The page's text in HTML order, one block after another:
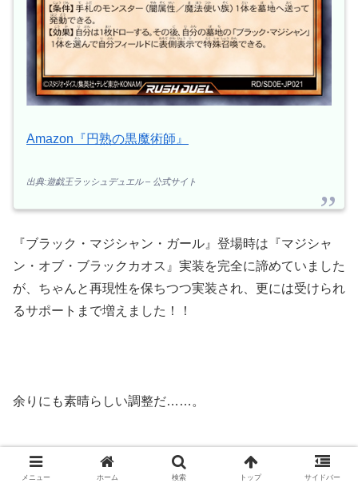
Amazon『円熟の黒魔術師』
出典:遊戯王ラッシュデュエル – 公式サイト
『ブラック・マジシャン・ガール』登場時は『マジシャ
ン・オブ・ブラックカオス』実装を完全に諦めていました
が、ちゃんと再現性を保ちつつ実装され、更には受けられ
るサポートまで増えました！！
余りにも素晴らしい調整だ……。
メニュー ホーム 検索 トップ サイドバー